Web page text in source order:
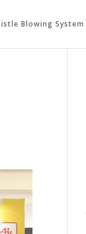
Blowing System